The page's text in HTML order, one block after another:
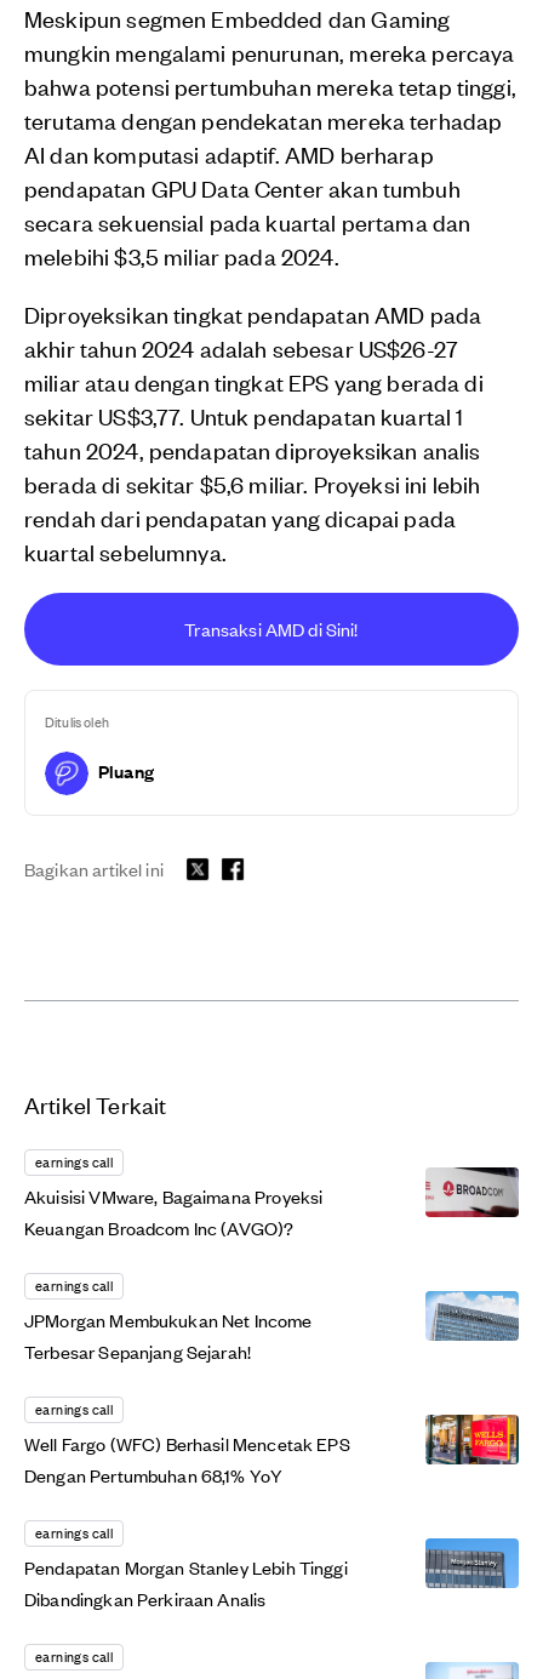
Meskipun segmen Embedded dan Gaming
mungkin mengalami penurunan, mereka percaya
bahwa potensi pertumbuhan mereka tetap tinggi,
terutama dengan pendekatan mereka terhadap
AI dan komputasi adaptif. AMD berharap
pendapatan GPU Data Center akan tumbuh
secara sekuensial pada kuartal pertama dan
melebihi $3,5 miliar pada 2024.
Diproyeksikan tingkat pendapatan AMD pada
akhir tahun 2024 adalah sebesar US$26-27
miliar atau dengan tingkat EPS yang berada di
sekitar US$3,77. Untuk pendapatan kuartal 1
tahun 2024, pendapatan diproyeksikan analis
berada di sekitar $5,6 miliar. Proyeksi ini lebih
rendah dari pendapatan yang dicapai pada
kuartal sebelumnya.
Transaksi AMD di Sini!
Ditulis oleh
Pluang
Bagikan artikel ini
Artikel Terkait
earnings call
Akuisisi VMware, Bagaimana Proyeksi
Keuangan Broadcom Inc (AVGO)?
earnings call
JPMorgan Membukukan Net Income
Terbesar Sepanjang Sejarah!
earnings call
Well Fargo (WFC) Berhasil Mencetak EPS
Dengan Pertumbuhan 68,1% YoY
earnings call
Pendapatan Morgan Stanley Lebih Tinggi
Dibandingkan Perkiraan Analis
earnings call